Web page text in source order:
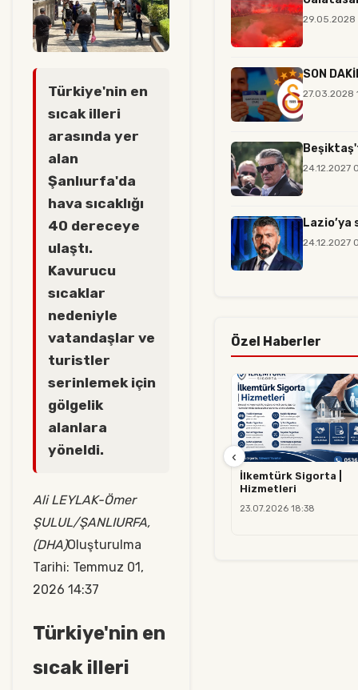
Türkiye'nin en
sıcak illeri
arasında yer
alan
Şanlıurfa'da
hava sıcaklığı
40 dereceye
ulaştı.
Kavurucu
sıcaklar
nedeniyle
vatandaşlar ve
turistler
serinlemek için
gölgelik
alanlara
yöneldi.
Ali LEYLAK-Ömer
ŞULUL/ŞANLIURFA,
(DHA)Oluşturulma
Tarihi: Temmuz 01,
2026 14:37
Türkiye'nin en
sıcak illeri
29.05.2028
SON
27.03.2028
24.12.2027
24.12.2027
Özel Haberler
İlkemtürk Sigorta |
Hizmetleri
23.07.2026 18:38
‹